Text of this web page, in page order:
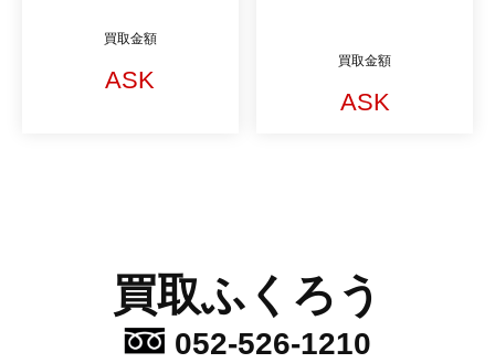
買取金額
ASK
買取金額
ASK
買取ふくろう
052-526-1210